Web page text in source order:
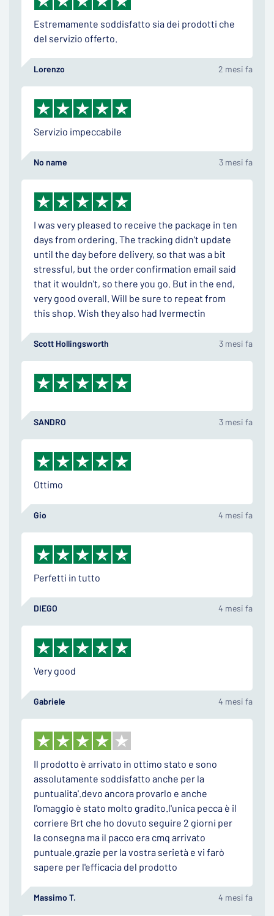
Estremamente soddisfatto sia dei prodotti che
del servizio offerto.
Lorenzo 2 mesi fa
Servizio impeccabile
No name 3 mesi fa
I was very pleased to receive the package in ten
days from ordering. The tracking didn't update
until the day before delivery, so that was a bit
stressful, but the order confirmation email said
that it wouldn't, so there you go. But in the end,
very good overall. Will be sure to repeat from
this shop. Wish they also had Ivermectin
Scott Hollingsworth 3 mesi fa
SANDRO 3 mesi fa
Ottimo
Gio 4 mesi fa
Perfetti in tutto
DIEGO 4 mesi fa
Very good
Gabriele 4 mesi fa
Il prodotto è arrivato in ottimo stato e sono
assolutamente soddisfatto anche per la
puntualita'.devo ancora provarlo e anche
l'omaggio è stato molto gradito.l'unica pecca è il
corriere Brt che ho dovuto seguire 2 giorni per
la consegna ma il pacco era cmq arrivato
puntuale.grazie per la vostra serietà e vi farò
sapere per l'efficacia del prodotto
Massimo T. 4 mesi fa